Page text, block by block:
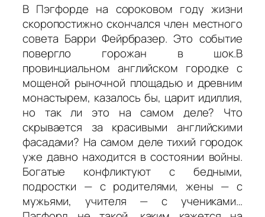
В Пэгфорде на сороковом году жизни
скоропостижно скончался член местного
совета Барри Фейрбразер. Это событие
повергло горожан в шок.В
провинциальном английском городке с
мощеной рыночной площадью и древним
монастырем, казалось бы, царит идиллия,
но так ли это на самом деле? Что
скрывается за красивыми английскими
фасадами? На самом деле тихий городок
уже давно находится в состоянии войны.
Богатые конфликтуют с бедными,
подростки — с родителями, жены — с
мужьями, учителя — с учениками…